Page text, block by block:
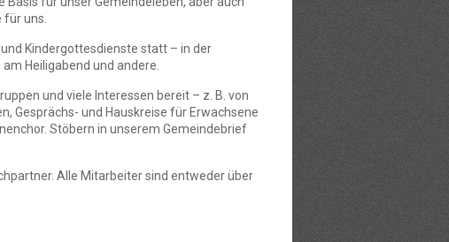
uns.
Kindergottesdienste statt – in der
Heiligabend und andere.
und viele Interessen bereit – z. B. von
Gesprächs- und Hauskreise für Erwachsene
Stöbern in unserem Gemeindebrief
Alle Mitarbeiter sind entweder über